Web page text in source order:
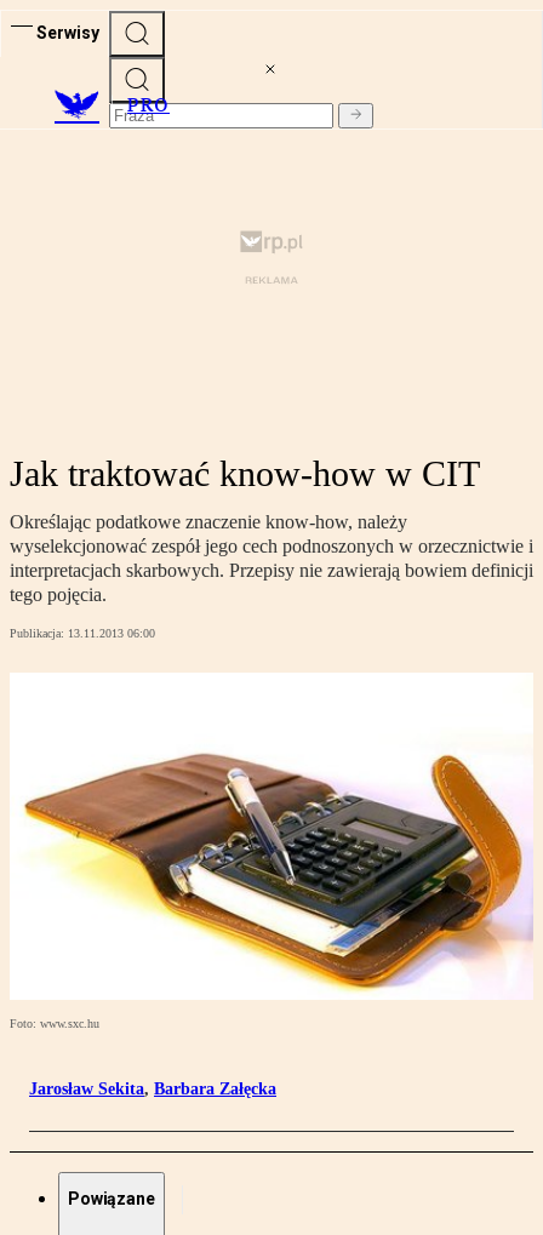
Serwisy
PRO
Jak traktować know-how w CIT
Określając podatkowe znaczenie know-how, należy
wyselekcjonować zespół jego cech podnoszonych w orzecznictwie i
interpretacjach skarbowych. Przepisy nie zawierają bowiem definicji
tego pojęcia.
Publikacja: 13.11.2013 06:00
Foto: www.sxc.hu
Jarosław Sekita, Barbara Załęcka
Powiązane